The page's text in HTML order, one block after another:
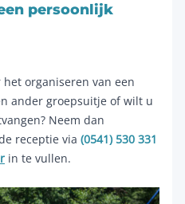
persoonlijk
organiseren van een
ander groepsuitje of wilt u
Neem dan
receptie via (0541) 530 331
in te vullen.